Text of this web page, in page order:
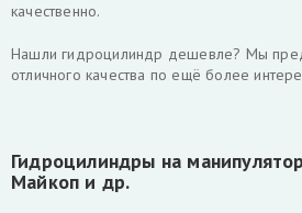
качественно.
Нашли гидроцилиндр дешевле? Мы
отличного качества по ещё более
Гидроцилиндры на
Майкоп и др.